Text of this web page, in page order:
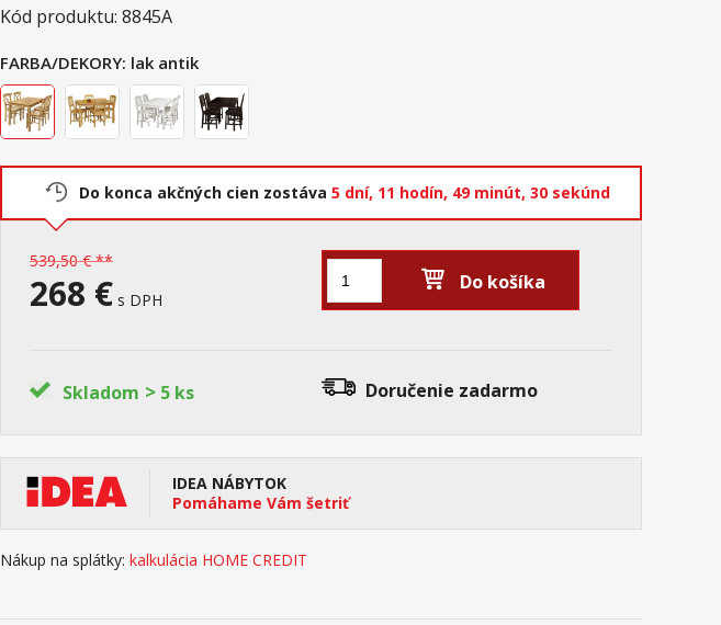
Kód produktu: 8845A
FARBA/DEKORY: lak antik
Do konca akčných cien zostáva 5 dní, 11 hodín, 49 minút, 29 sekúnd
539,50 € **
268 € s DPH
Do košíka
Skladom > 5 ks Doručenie zadarmo
IDEA NÁBYTOK
Pomáhame Vám šetriť
Nákup na splátky: kalkulácia HOME CREDIT